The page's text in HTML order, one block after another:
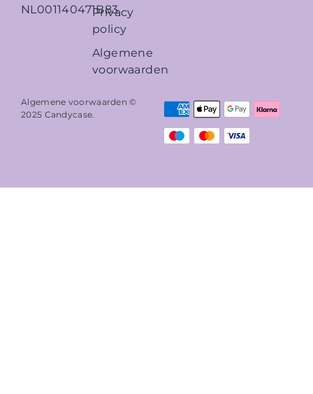
NL001140471B83
Privacy
policy
Algemene
voorwaarden
Algemene voorwaarden ©
2025 Candycase